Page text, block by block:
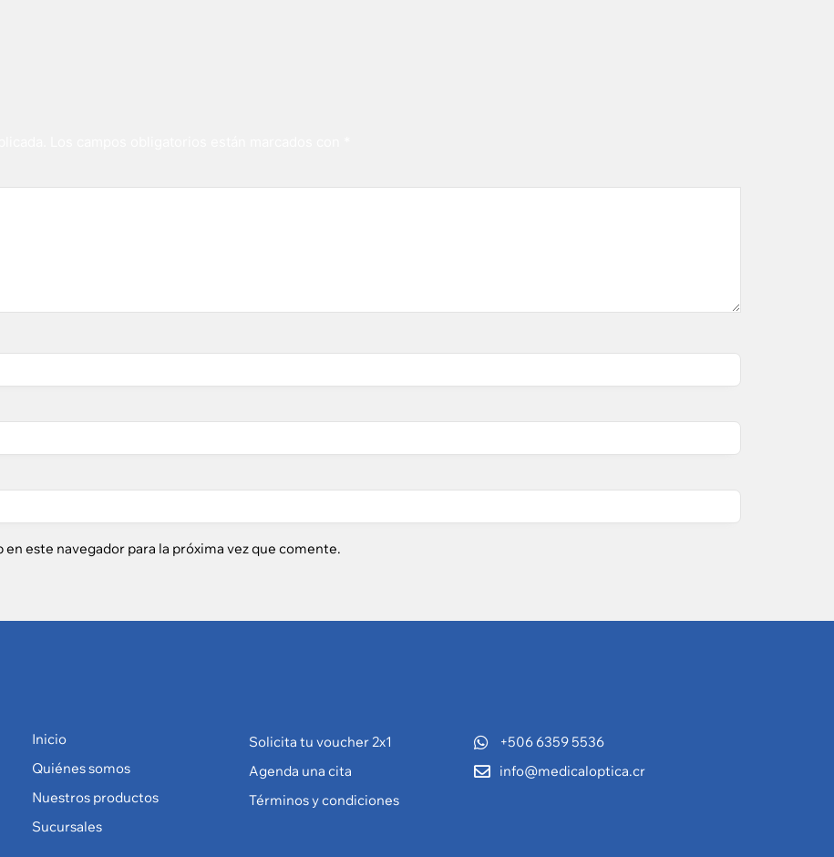
este navegador para la próxima vez que comente.
Inicio
Quiénes somos
Nuestros productos
Sucursales
Solicita tu voucher 2x1
Agenda una cita
Términos y condiciones
+506 6359 5536
info@medicaloptica.cr